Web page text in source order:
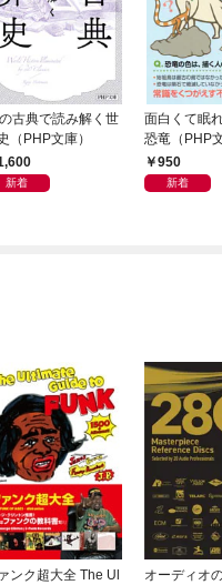
古典で読み解く世
（PHP文庫）
新着
面白くて眠
恐竜（PHP
950
新着
ンク超大全 The Ul
オーディオ